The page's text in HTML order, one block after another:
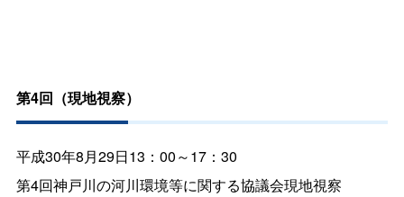
第4回（現地視察）
平成30年8月29日13：00～17：30
第4回神戸川の河川環境等に関する協議会現地視察